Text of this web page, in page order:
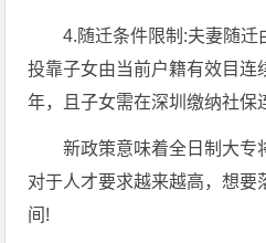
4.随迁条件限制:夫妻随
投靠子女由当前户籍有效目连
年，且子女需在深圳缴纳社保
新政策意味着全日制大专
对于人才要求越来越高，想要
间!